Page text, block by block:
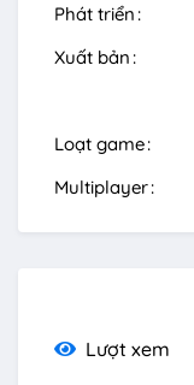
Phát triển
Xuất bản
Loạt game
Multiplayer
Lượt xem